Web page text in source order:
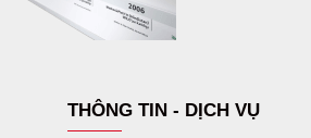
THÔNG TIN - DỊCH VỤ